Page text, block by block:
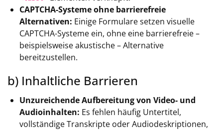
CAPTCHA-Systeme ohne barrierefreie
Alternativen: Einige Formulare setzen visuelle
CAPTCHA-Systeme ein, ohne eine barrierefreie –
beispielsweise akustische – Alternative
bereitzustellen.
b) Inhaltliche Barrieren
Unzureichende Aufbereitung von Video- und
Audioinhalten: Es fehlen häufig Untertitel,
vollständige Transkripte oder Audiodeskriptionen,